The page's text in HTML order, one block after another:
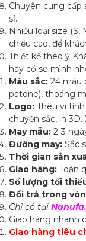
Chuyên cung cấp
sỉ.
Nhiều loại size (S,
chiều cao, để
Thiết kế theo ý
hay cổ sơ mình
Màu sắc: 24 màu
patone), thoáng
Logo: Thêu vi
chuyển sắc, in
May mẫu: 2-3
Đường may: Sắc
Thời gian sản
Giao hàng: Toàn
Số lượng tối
Đổi trả trong
Chỉ có tại
Giao hàng nhanh
Giao hàng tiêu